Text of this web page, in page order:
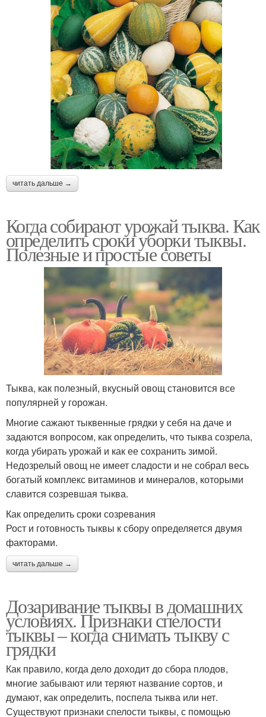
читать дальше →
Когда собирают урожай тыква. Как
определить сроки уборки тыквы.
Полезные и простые советы
Тыква, как полезный, вкусный овощ становится все
популярней у горожан.
Многие сажают тыквенные грядки у себя на даче и
задаются вопросом, как определить, что тыква созрела,
когда убирать урожай и как ее сохранить зимой.
Недозрелый овощ не имеет сладости и не собрал весь
богатый комплекс витаминов и минералов, которыми
славится созревшая тыква.
Как определить сроки созревания
Рост и готовность тыквы к сбору определяется двумя
факторами.
читать дальше →
Дозаривание тыквы в домашних
условиях. Признаки спелости
тыквы – когда снимать тыкву с
грядки
Как правило, когда дело доходит до сбора плодов,
многие забывают или теряют название сортов, и
думают, как определить, поспела тыква или нет.
Существуют признаки спелости тыквы, с помощью